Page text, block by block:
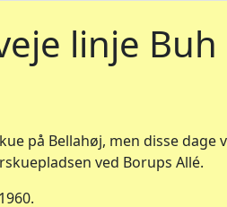
linje Buh
på Bellahøj, men disse dage
ved Borups Allé.